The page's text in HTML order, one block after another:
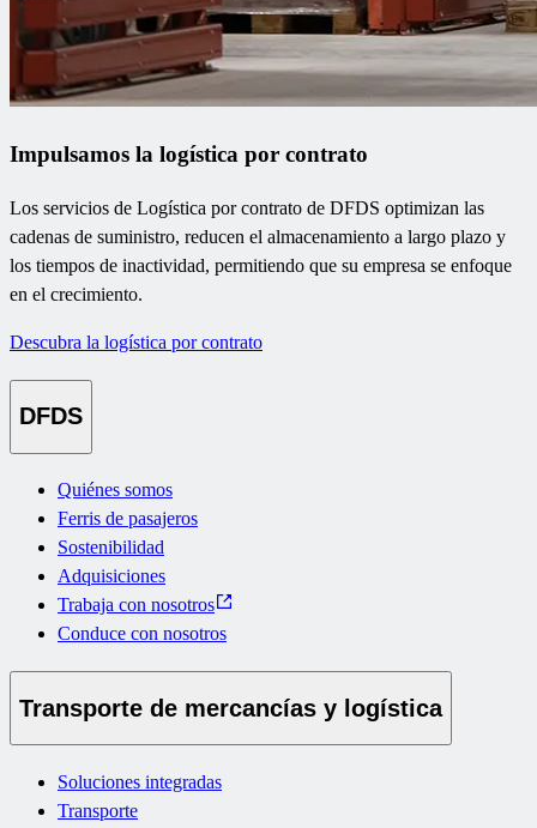
Impulsamos la logística por contrato
Los servicios de Logística por contrato de DFDS optimizan las
cadenas de suministro, reducen el almacenamiento a largo plazo y
los tiempos de inactividad, permitiendo que su empresa se enfoque
en el crecimiento.
Descubra la logística por contrato
DFDS
Quiénes somos
Ferris de pasajeros
Sostenibilidad
Adquisiciones
Trabaja con nosotros
Conduce con nosotros
Transporte de mercancías y logística
Soluciones integradas
Transporte